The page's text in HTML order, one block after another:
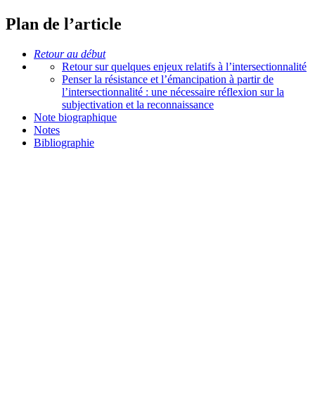
Plan de l’article
Retour au début
Retour sur quelques enjeux relatifs à l’intersectionnalité
Penser la résistance et l’émancipation à partir de
l’intersectionnalité : une nécessaire réflexion sur la
subjectivation et la reconnaissance
Note biographique
Notes
Bibliographie